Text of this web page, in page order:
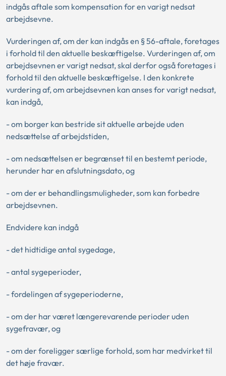
indgås aftale som kompensation for en varigt nedsat
arbejdsevne.
Vurderingen af, om der kan indgås en § 56-aftale, foretages
i forhold til den aktuelle beskæftigelse. Vurderingen af, om
arbejdsevnen er varigt nedsat, skal derfor også foretages i
forhold til den aktuelle beskæftigelse. I den konkrete
vurdering af, om arbejdsevnen kan anses for varigt nedsat,
kan indgå,
- om borger kan bestride sit aktuelle arbejde uden
nedsættelse af arbejdstiden,
- om nedsættelsen er begrænset til en bestemt periode,
herunder har en afslutningsdato, og
- om der er behandlingsmuligheder, som kan forbedre
arbejdsevnen.
Endvidere kan indgå
- det hidtidige antal sygedage,
- antal sygeperioder,
- fordelingen af sygeperioderne,
- om der har været længerevarende perioder uden
sygefravær, og
- om der foreligger særlige forhold, som har medvirket til
det høje fravær.